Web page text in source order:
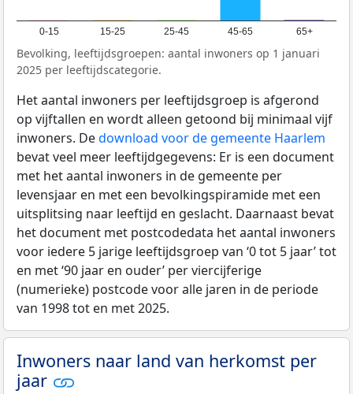
0-15 15-25 25-45 45-65 65+
Bevolking, leeftijdsgroepen: aantal inwoners op 1 januari
2025 per leeftijdscategorie.
Het aantal inwoners per leeftijdsgroep is afgerond
op vijftallen en wordt alleen getoond bij minimaal vijf
inwoners. Dedownload voor de gemeente Haarlem
bevat veel meer leeftijdgegevens: Er is een document
met het aantal inwoners in de gemeente per
levensjaar en met een bevolkingspiramide met een
uitsplitsing naar leeftijd en geslacht. Daarnaast bevat
het document met postcodedata het aantal inwoners
voor iedere 5 jarige leeftijdsgroep van ‘0 tot 5 jaar’ tot
en met ‘90 jaar en ouder’ per viercijferige
(numerieke) postcode voor alle jaren in de periode
van 1998 tot en met 2025.
Inwoners naar land van herkomst per
jaar